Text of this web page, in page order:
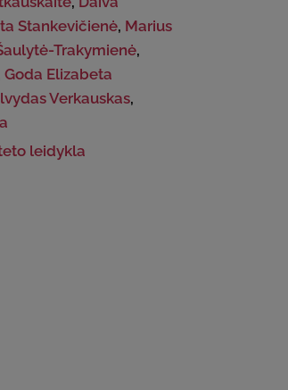
Stankevičienė, Marius
Trakymienė,
Goda Elizabeta
Verkauskas,
leidykla